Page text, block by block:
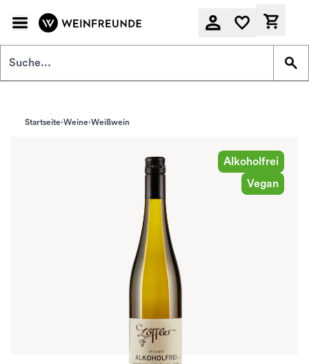
Startseite Weine Weißwein
Alkoholfrei
Vegan